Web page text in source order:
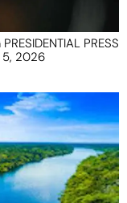
PRESS
5, 2026